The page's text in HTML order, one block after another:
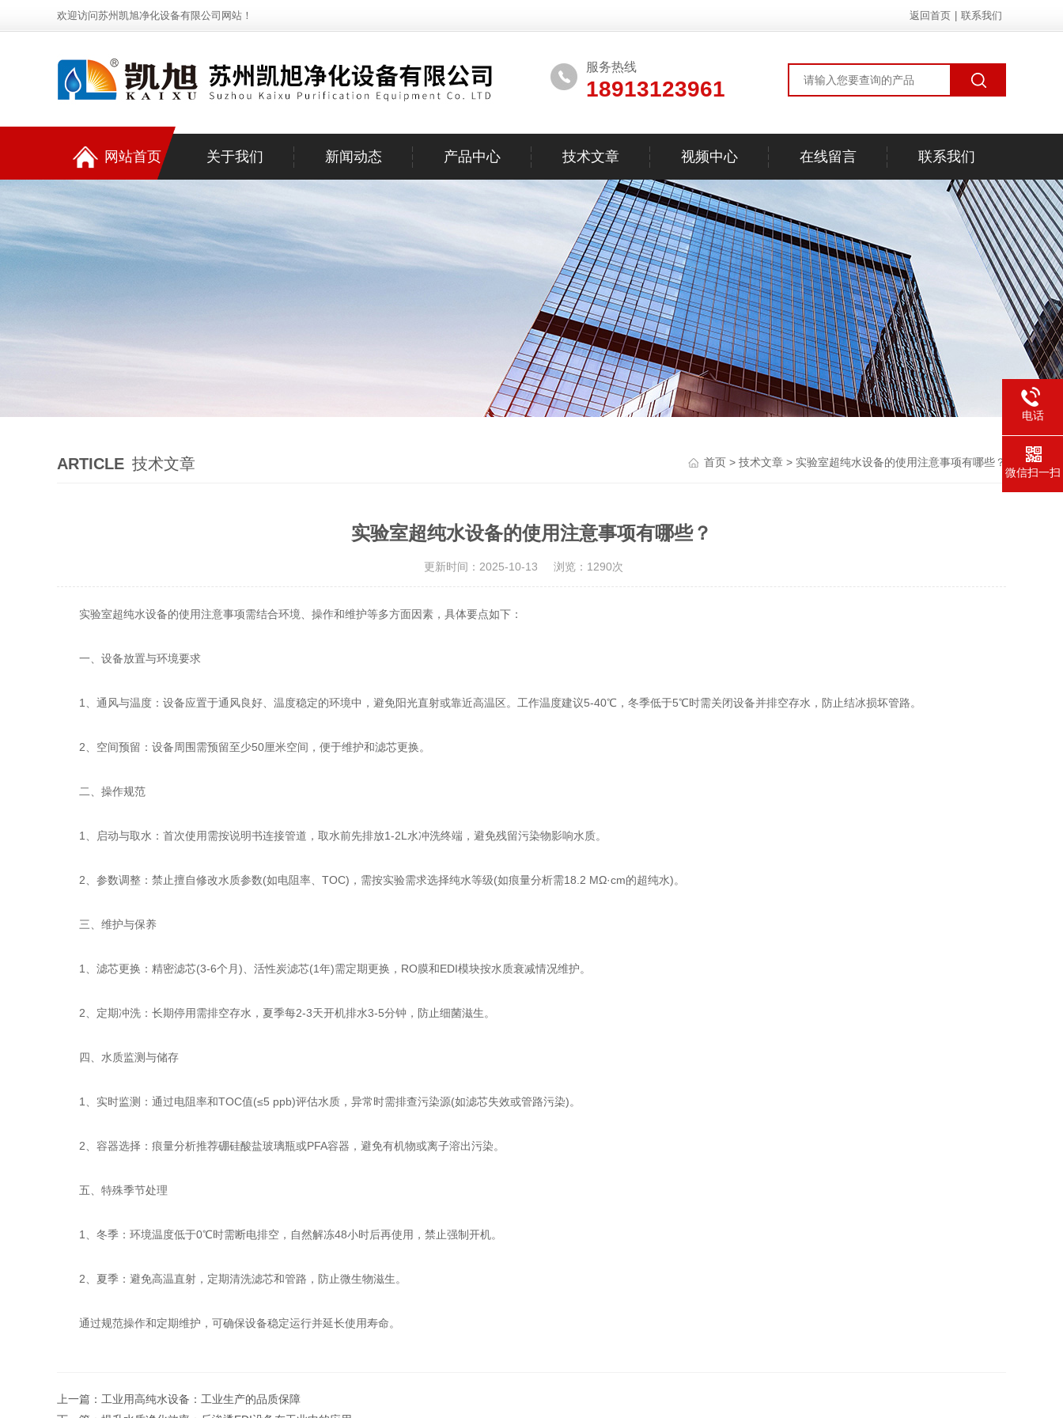
欢迎访问苏州凯旭净化设备有限公司网站！ 返回首页 联系我们
服务热线
18913123961
网站首页 关于我们 新闻动态 产品中心 技术文章 视频中心 在线留言 联系我们
ARTICLE 技术文章 首页 > 技术文章 > 实验室超纯水设备的使用注意事项有哪些？
实验室超纯水设备的使用注意事项有哪些？
更新时间：2025-10-13 浏览：1290次
实验室超纯水设备的使用注意事项需结合环境、操作和维护等多方面因素，具体要点如下：
一、设备放置与环境要求
‌1、通风与温度‌：设备应置于通风良好、温度稳定的环境中，避免阳光直射或靠近高温区。工作温度建议5-40℃，冬季低于5℃时需关闭设备并排空存水，防止结冰损坏管路‌。
‌2、空间预留‌：设备周围需预留至少50厘米空间，便于维护和滤芯更换‌。
二、操作规范
‌1、启动与取水‌：首次使用需按说明书连接管道，取水前先排放1-2L水冲洗终端，避免残留污染物影响水质‌。
‌2、参数调整‌：禁止擅自修改水质参数(如电阻率、TOC)，需按实验需求选择纯水等级(如痕量分析需18.2 MΩ·cm的超纯水)。
三、维护与保养
‌1、滤芯更换‌：精密滤芯(3-6个月)、活性炭滤芯(1年)需定期更换，RO膜和EDI模块按水质衰减情况维护‌。
‌2、定期冲洗‌：长期停用需排空存水，夏季每2-3天开机排水3-5分钟，防止细菌滋生‌。
四、水质监测与储存
‌1、实时监测‌：通过电阻率和TOC值(≤5 ppb)评估水质，异常时需排查污染源(如滤芯失效或管路污染)。
‌2、容器选择‌：痕量分析推荐硼硅酸盐玻璃瓶或PFA容器，避免有机物或离子溶出污染。
五、特殊季节处理
‌1、冬季‌：环境温度低于0℃时需断电排空，自然解冻48小时后再使用，禁止强制开机‌。
‌2、夏季‌：避免高温直射，定期清洗滤芯和管路，防止微生物滋生‌。
通过规范操作和定期维护，可确保设备稳定运行并延长使用寿命‌。
上一篇： 工业用高纯水设备：工业生产的品质保障
电话
微信扫一扫